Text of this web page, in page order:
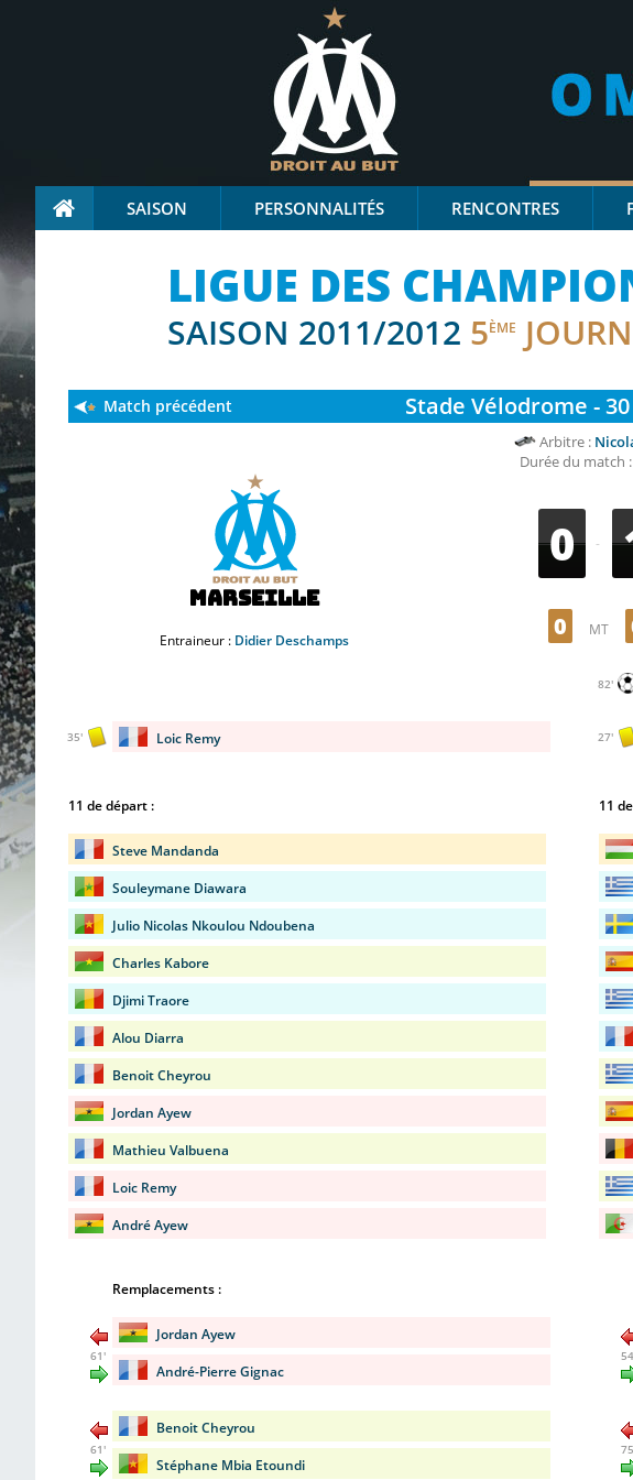
SAISON PERSONNALITÉS RENCONTRES
LIGUE DES
SAISON 2011/2012 5ÈME
Stade Vélodrome -
Match précédent
Arbitre :
Durée du match :
Marseille
Entraineur : Didier Deschamps
0 -
0 MT
82'
Loic Remy
35' 27'
11 de départ :
Steve Mandanda
Souleymane Diawara
Julio Nicolas Nkoulou Ndoubena
Charles Kabore
Djimi Traore
Alou Diarra
Benoit Cheyrou
Jordan Ayew
Mathieu Valbuena
Loic Remy
André Ayew
11
Remplacements :
Jordan Ayew
61'
André-Pierre Gignac
Benoit Cheyrou
61'
Stéphane Mbia Etoundi